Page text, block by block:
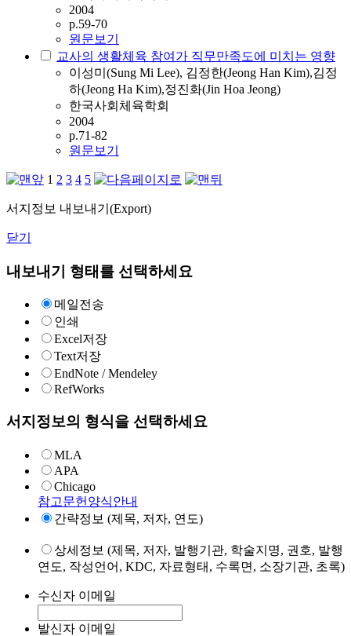
2004
p.59-70
원문보기
교사의 생활체육 참여가 직무만족도에 미치는 영향
이성미(Sung Mi Lee), 김정한(Jeong Han Kim),김정
하(Jeong Ha Kim),정진화(Jin Hoa Jeong)
한국사회체육학회
2004
p.71-82
원문보기
1 2 3 4 5
서지정보 내보내기(Export)
닫기
내보내기 형태를 선택하세요
메일전송
인쇄
Excel저장
Text저장
EndNote / Mendeley
RefWorks
서지정보의 형식을 선택하세요
MLA
APA
Chicago
참고문헌양식안내
간략정보 (제목, 저자, 연도)
상세정보 (제목, 저자, 발행기관, 학술지명, 권호, 발행
연도, 작성언어, KDC, 자료형태, 수록면, 소장기관, 초록)
수신자 이메일
발신자 이메일